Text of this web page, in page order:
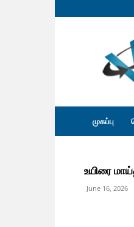
நெற்
முகப்பு
உயிரை
June 16, 2026